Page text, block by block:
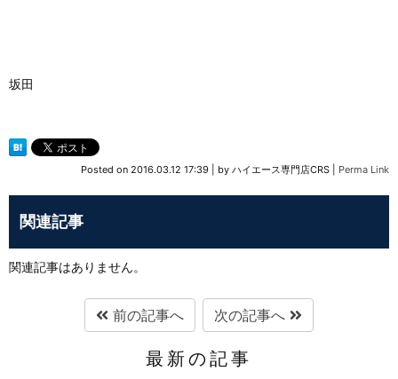
坂田
Posted on 2016.03.12 17:39 by ハイエース専門店CRS Perma Link
関連記事
関連記事はありません。
前の記事へ 次の記事へ
最新の記事